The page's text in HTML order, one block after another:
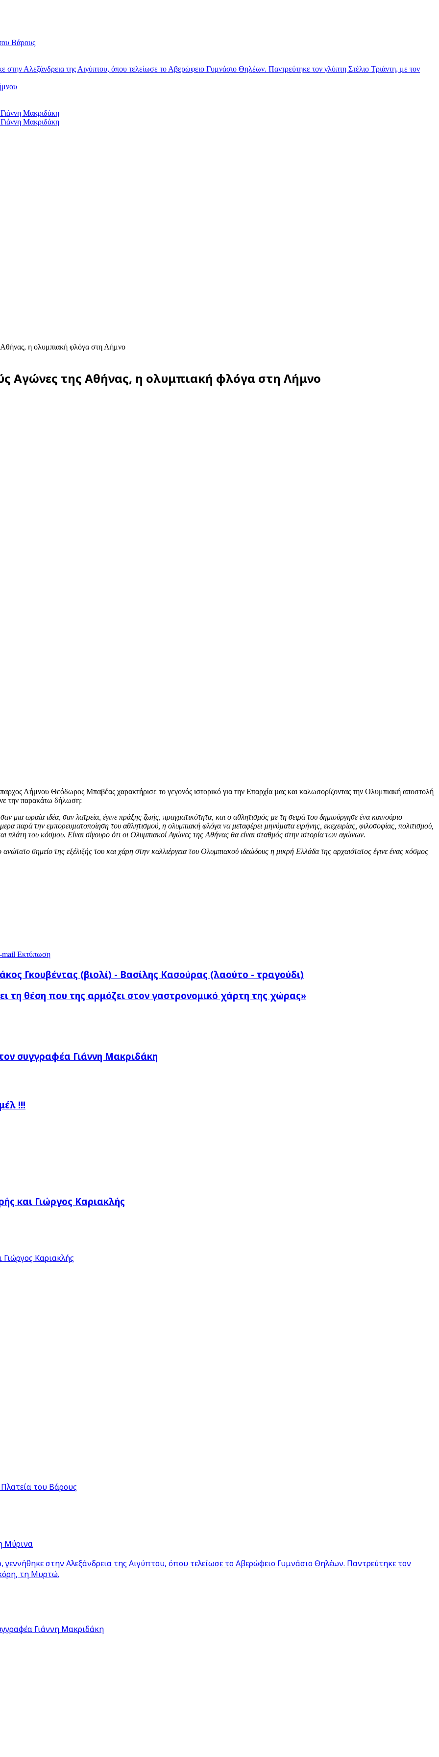
Βάρους
Αλεξάνδρεια της Αιγύπτου, όπου τελείωσε το Αβερώφειο Γυμνάσιο Θηλέων. Παντρεύτηκε τον γλύπτη Στέλιο Τριάντη, με τον
Μακριδάκη
Μακριδάκη
Αθήνας, η ολυμπιακή φλόγα στη Λήμνο
Αγώνες της Αθήνας, η ολυμπιακή φλόγα στη Λήμνο
Λήμνου Θεόδωρος Μπαβέας χαρακτήρισε το γεγονός ιστορικό για την Επαρχία µας και καλωσορίζοντας την Ολυμπιακή αποστολή
την παρακάτω δήλωση:
μια ωραία ιδέα, σαν λατρεία, έγινε πράξης ζωής, πραγματικότητα, και ο αθλητισμός µε τη σειρά του δημιούργησεένα καινούριο
παρά την εµπορευµατοποίηση του αθλητισμού, η ολυμπιακή φλόγα να μεταφέρει µηνύµατα ειρήνης, εκεχειρίας, φιλοσοφίας, πολιτισμού,
πλάτη του κόσμου. Είναι σίγουρο ότι οι Ολυμπιακοί Αγώνες της Αθήνας θα είναι σταθμός στην ιστορία των αγώνων.
σημείο της εξέλιξής του και χάρη στην καλλιέργεια του Ολυμπιακού ιδεώδους η μικρή Ελλάδα της αρχαιότατος έγινε ένας κόσμος
mail Εκτύπωση
Γκουβέντας (βιολί) - Βασίλης Κασούρας (λαούτο - τραγούδι)
θέση που της αρμόζει στον γαστρονομικό χάρτη της χώρας»
συγγραφέα Γιάννη Μακριδάκη
!!!
και Γιώργος Καριακλής
Καριακλής
του Βάρους
Μύρινα
στην Αλεξάνδρεια της Αιγύπτου, όπου τελείωσε το Αβερώφειο Γυμνάσιο Θηλέων. Παντρεύτηκε τον
τη Μυρτώ.
Γιάννη Μακριδάκη